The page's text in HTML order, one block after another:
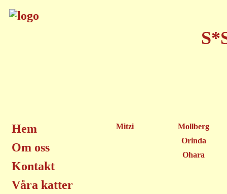
Hem
Om oss
Kontakt
Våra katter
Mitzi
Mollberg
Orinda
Ohara